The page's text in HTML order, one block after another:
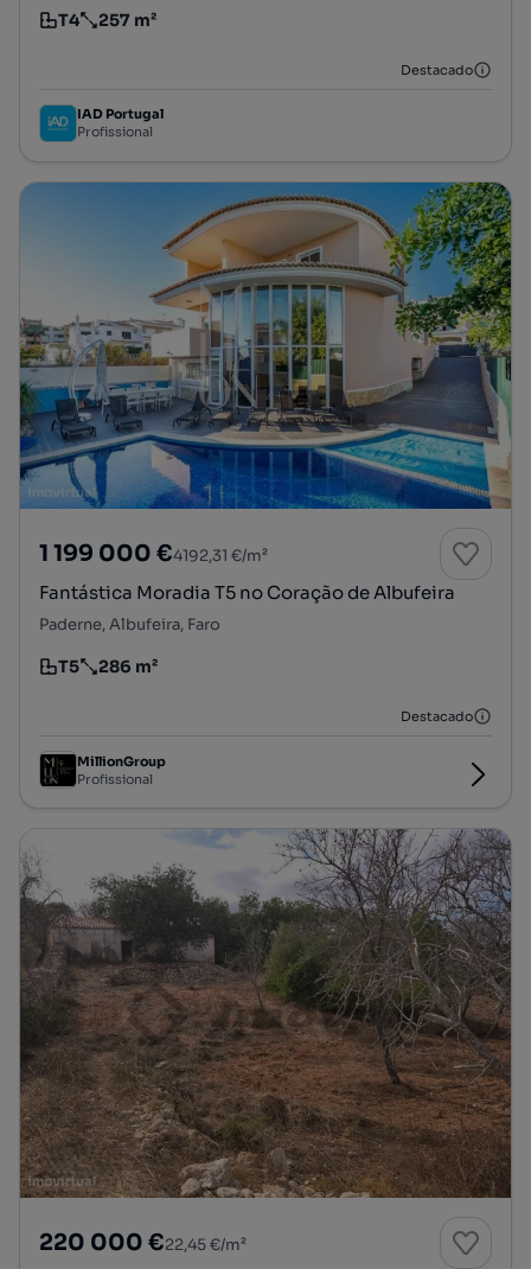
Tipologia
T4
Preço por metro quadrado
257 m²
Destacado
IAD Portugal
Profissional
1 199 000 €4192,31 €/m²
Fantástica Moradia T5 no Coração de Albufeira
Paderne, Albufeira, Faro
Tipologia
T5
Preço por metro quadrado
286 m²
Destacado
MillionGroup
Profissional
220 000 €22,45 €/m²